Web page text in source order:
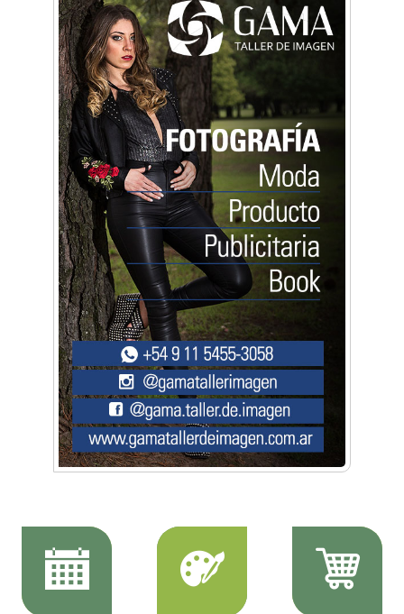
Una compañía teatral de Castelar competirá
por el Premio FEBA Cultura
La primera vez que Eva Perón voló en avión lo
hizo desde Morón
Mariana Croce: "Hoy las empresas necesitan
un asesoramiento integral para crecer con
seguridad"
Música, teatro, yoga, danza y mucho más:
Conocé todos los talleres para aprender y
disfrutar en la Zona Oeste